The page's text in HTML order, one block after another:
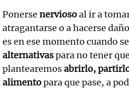
Ponerse nerviosoal ir a
atragantarse o a hacerse
es en ese momento cuando
alternativaspara no tener
plantearemosabrirlo,
alimentopara que pase, a